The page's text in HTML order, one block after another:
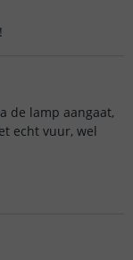
de lamp aangaat,
echt vuur, wel